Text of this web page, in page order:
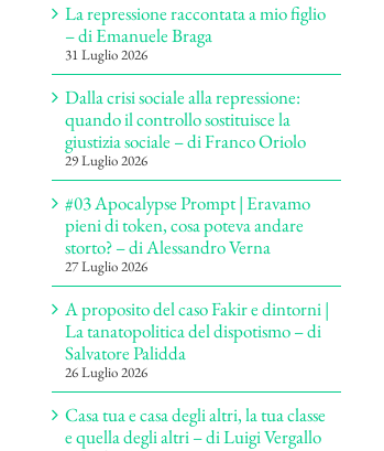
La repressione raccontata a mio figlio
– di Emanuele Braga
31 Luglio 2026
Dalla crisi sociale alla repressione:
quando il controllo sostituisce la
giustizia sociale – di Franco Oriolo
29 Luglio 2026
#03 Apocalypse Prompt | Eravamo
pieni di token, cosa poteva andare
storto? – di Alessandro Verna
27 Luglio 2026
A proposito del caso Fakir e dintorni |
La tanatopolitica del dispotismo – di
Salvatore Palidda
26 Luglio 2026
Casa tua e casa degli altri, la tua classe
e quella degli altri – di Luigi Vergallo